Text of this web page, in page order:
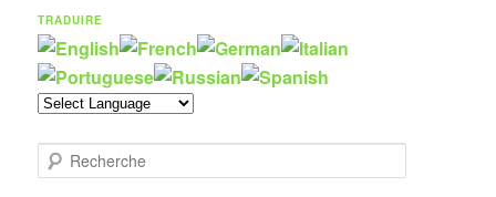
TRADUIRE
e